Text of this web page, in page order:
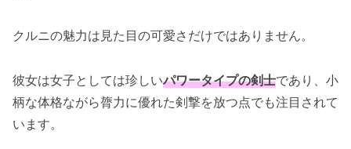
ロバリーとの戦い！凄腕の剣士を倒した実績
ロバリー戦で見えたクルニの可能性
「片田舎のおっさん、剣聖になる」のクルニは
腹筋バキバキ！クルニのストイックな一面
クルニの魅力は見た目の可愛さだけではありません。
彼女は女子としては珍しいパワータイプの剣士であり、小
柄な体格ながら膂力に優れた剣撃を放つ点でも注目されて
います。